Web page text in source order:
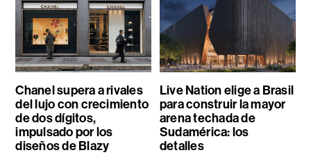
Chanel supera a rivales
del lujo con crecimiento
de dos dígitos,
impulsado por los
diseños de Blazy
Live Nation elige a Brasil
para construir la mayor
arena techada de
Sudamérica: los
detalles